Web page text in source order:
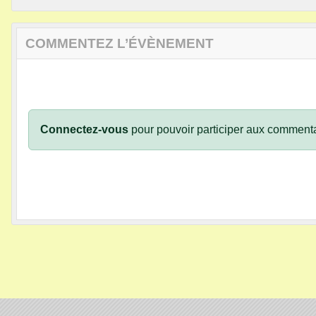
COMMENTEZ L’ÉVÈNEMENT
Connectez-vous pour pouvoir participer aux